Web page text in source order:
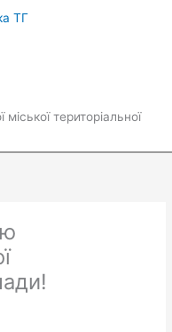
територіальної